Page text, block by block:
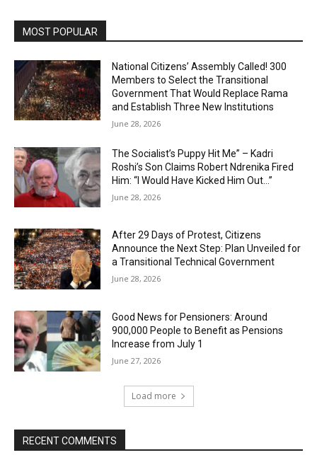
MOST POPULAR
National Citizens’ Assembly Called! 300
Members to Select the Transitional
Government That Would Replace Rama
and Establish Three New Institutions
June 28, 2026
The Socialist’s Puppy Hit Me” – Kadri
Roshi’s Son Claims Robert Ndrenika Fired
Him: “I Would Have Kicked Him Out…”
June 28, 2026
After 29 Days of Protest, Citizens
Announce the Next Step: Plan Unveiled for
a Transitional Technical Government
June 28, 2026
Good News for Pensioners: Around
900,000 People to Benefit as Pensions
Increase from July 1
June 27, 2026
Load more
RECENT COMMENTS